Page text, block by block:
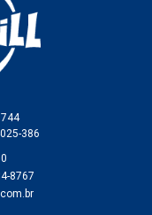
386
8767